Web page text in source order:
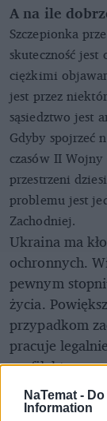
NaTemat -
Information
A na ile
Szczepionka
skuteczność
ciężkimi
jest przez
sąsiedztwo jest
Gdyby spojrzeć
czasów II
przestrzeni
problemu jest
Zachodniej.
Ukraina ma
ochronnych.
pewnym
życia.
przypadkom
pracuje
profilaktyczne
sito, które
kto przebywa